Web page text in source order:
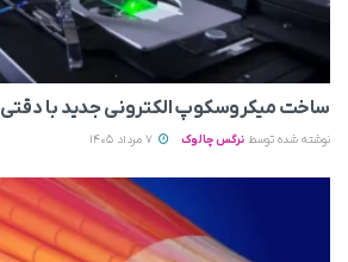
ساخت میکروسکوپ الکترونی جدید با دقتی ۲۰۰ برابر بیشتر
نوشته شده توسط نرگس چالوک